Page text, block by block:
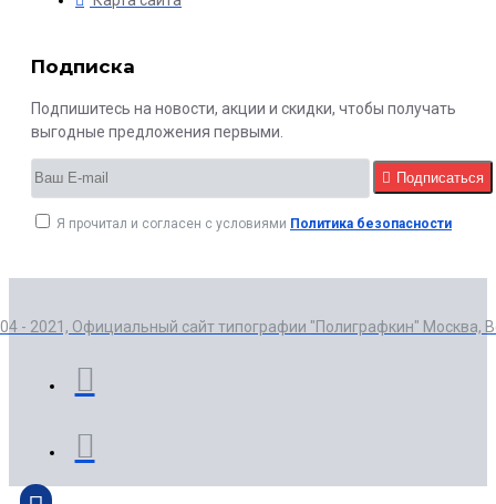
Подписка
Подпишитесь на новости, акции и скидки, чтобы получать
выгодные предложения первыми.
Подписаться
Я прочитал и согласен с условиями Политика безопасности
- 2021, Официальный сайт типографии "Полиграфкин" Москва,